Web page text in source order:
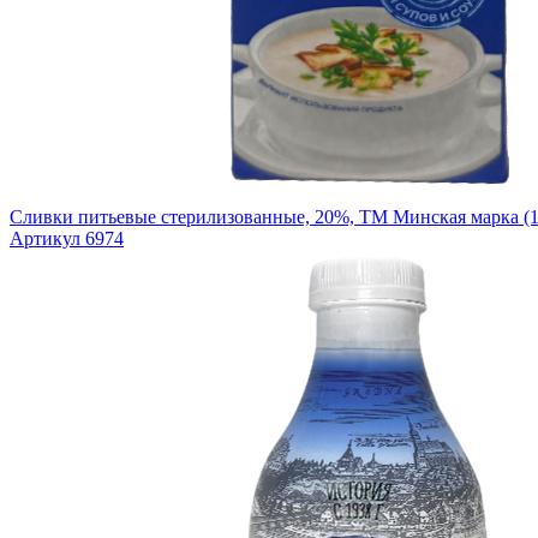
Сливки питьевые стерилизованные, 20%, ТМ Минская марка
Артикул 6974